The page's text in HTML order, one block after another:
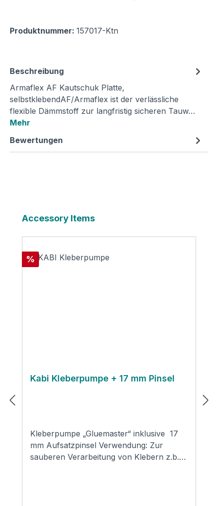
Produktnummer: 157017-Ktn
Beschreibung
Armaflex AF Kautschuk Platte,
selbstklebendAF/Armaflex ist der verlässliche
flexible Dämmstoff zur langfristig sicheren Tauw…
Mehr
Bewertungen
Produktgalerie überspringen
Accessory Items
Rabatt
%
Kabi Kleberpumpe + 17 mm Pinsel
Kleberpumpe „Gluemaster“ inklusive 17
mm Aufsatzpinsel Verwendung: Zur
sauberen Verarbeitung von Klebern z.b.